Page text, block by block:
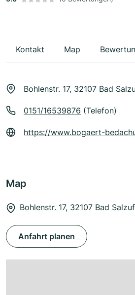
Kontakt Map
Bohlenstr. 17, 32107 Bad
0151/16539876 (Telefon)
https://www.bogaert-
Map
Bohlenstr. 17, 32107 Bad
Anfahrt planen